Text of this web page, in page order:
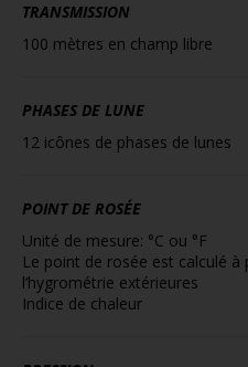
TRANSMISSION
100 mètres en champ libre
PHASES DE LUNE
12 icônes de phases de lunes
POINT DE ROSÉE
Unité de mesure: °C ou °F
Le point de rosée est calculé
l’hygrométrie extérieures
Indice de chaleur